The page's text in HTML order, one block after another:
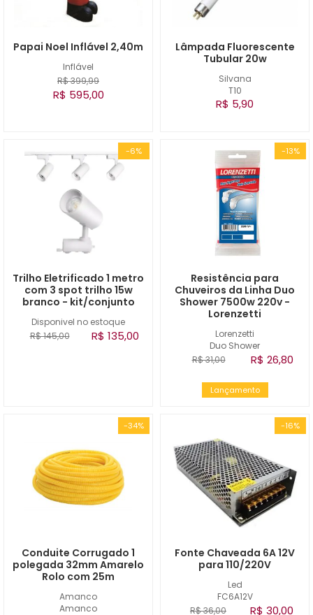
Inflável
Papai Noel Inflável 2,40m
R$ 399,99
R$ 595,00
Silvana
T10
Lâmpada Fluorescente
Tubular 20w
R$ 5,90
-6%
Disponivel no estoque
Trilho Eletrificado 1 metro
com 3 spot trilho 15w
branco - kit/conjunto
R$ 145,00 R$ 135,00
-13%
Lorenzetti
Duo Shower
Resistência para
Chuveiros da Linha Duo
Shower 7500w 220v -
Lorenzetti
R$ 31,00 R$ 26,80
Lançamento
-34%
Amanco
Amanco
Conduite Corrugado 1
polegada 32mm Amarelo
Rolo com 25m
-16%
Led
FC6A12V
Fonte Chaveada 6A 12V
para 110/220V
R$ 36,00 R$ 30,00